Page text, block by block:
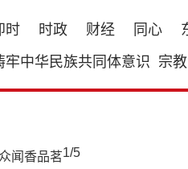
时 时政 财经 同心
牢中华民族共同体意识 宗教
1/5